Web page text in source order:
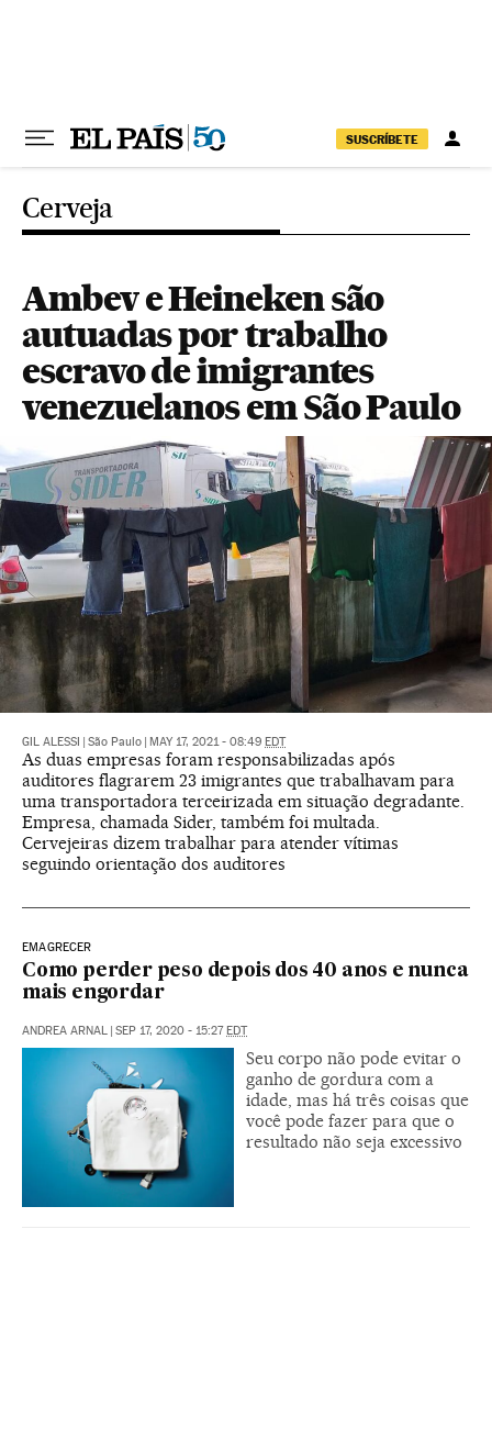
SUSCRÍBETE
Cerveja
Ambev e Heineken são
autuadas por trabalho
escravo de imigrantes
venezuelanos em São Paulo
GIL ALESSI São Paulo MAY 17, 2021 - 08:49 EDT
As duas empresas foram responsabilizadas após
auditores flagrarem 23 imigrantes que trabalhavam para
uma transportadora terceirizada em situação degradante.
Empresa, chamada Sider, também foi multada.
Cervejeiras dizem trabalhar para atender vítimas
seguindo orientação dos auditores
EMAGRECER
Como perder peso depois dos 40 anos e nunca
mais engordar
ANDREA ARNAL SEP 17, 2020 - 15:27 EDT
Seu corpo não pode evitar o
ganho de gordura com a
idade, mas há três coisas que
você pode fazer para que o
resultado não seja excessivo